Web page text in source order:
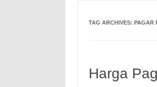
TAG ARCHIVES: PAGAR
Harga